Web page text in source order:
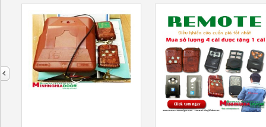
next